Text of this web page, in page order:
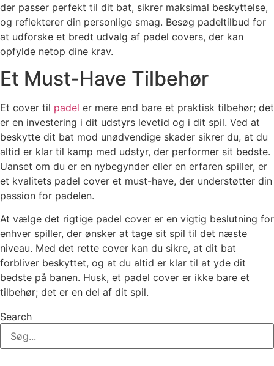
der passer perfekt til dit bat, sikrer maksimal beskyttelse,
og reflekterer din personlige smag. Besøg padeltilbud for
at udforske et bredt udvalg af padel covers, der kan
opfylde netop dine krav.
Et Must-Have Tilbehør
Et cover til padel er mere end bare et praktisk tilbehør; det
er en investering i dit udstyrs levetid og i dit spil. Ved at
beskytte dit bat mod unødvendige skader sikrer du, at du
altid er klar til kamp med udstyr, der performer sit bedste.
Uanset om du er en nybegynder eller en erfaren spiller, er
et kvalitets padel cover et must-have, der understøtter din
passion for padelen.
At vælge det rigtige padel cover er en vigtig beslutning for
enhver spiller, der ønsker at tage sit spil til det næste
niveau. Med det rette cover kan du sikre, at dit bat
forbliver beskyttet, og at du altid er klar til at yde dit
bedste på banen. Husk, et padel cover er ikke bare et
tilbehør; det er en del af dit spil.
Search